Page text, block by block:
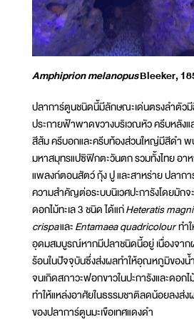
Amphiprion melanopusBleeker,
ปลาการ์ตูนชนิดนี้มีลักษณะเด่นตรงลำตัว
ประกายฟ้าพาดขวางบริเวณหัว ครีบหลังแ
สีส้ม ครีบอกและครีบท้องส่วนใหญ่มีสีดำ
มหาสมุทรแปซิฟิกตะวันตก รวมทั้งไทย อา
แพลงก์ตอนสัตว์ กุ้ง ปู และสาหร่าย ปลากา
ความสำคัญต่อระบบนิเวศปะการังโดยมัก
ดอกไม้ทะเล 3 ชนิด ได้แก่Heteratis
crispaและEntamaea quadricolourทำใ
อุดมสมบูรณ์หากมีปลาชนิดนี้อยู่ เนื่องจาก
ร้อนในปัจจุบันซึ่งส่งผลทำให้อุณหภูมิของน้ำ
จนเกิดสภาวะฟอกขาวในปะการังและดอก
ทำให้แหล่งอาศัยในธรรมชาติลดน้อยลงส่
ของปลาการ์ตูนมะเขือเทศแดงดำ